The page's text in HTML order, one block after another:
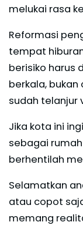
melukai rasa
Reformasi
tempat
berisiko harus
berkala,
sudah telanjur
Jika kota ini
sebagai
berhentilah
Selamatkan
atau copot
memang